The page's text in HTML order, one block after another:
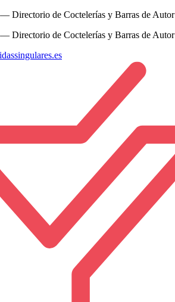
Directorio de Coctelerías y Barras de Autor
Directorio de Coctelerías y Barras de Autor